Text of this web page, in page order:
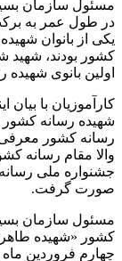
مسئول سازمان بسیج
در طول عمر به
یکی از بانوان
اولین بانوی
کارآموزیان با بیان
شهیده رسانه
رسانه کشور
جشنواره ملی
صورت گرفت.
مسئول سازمان
کشور «شهیده